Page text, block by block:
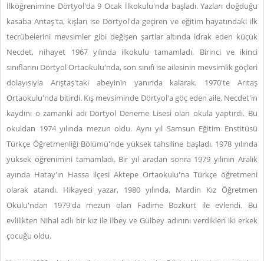
İlköğrenimine Dörtyol'da 9 Ocak İlkokulu'nda başladı. Yazları doğduğu
kasaba Arıtaş'ta, kışları ise Dörtyol'da geçiren ve eğitim hayatındaki ilk
tecrübelerini mevsimler gibi değişen şartlar altında idrak eden küçük
Necdet, nihayet 1967 yılında ilkokulu tamamladı. Birinci ve ikinci
sınıflarını Dörtyol Ortaokulu'nda, son sınıfı ise ailesinin mevsimlik göçleri
dolayısıyla Arıştaş'taki abeyinin yanında kalarak, 1970'te Arıtaş
Ortaokulu'nda bitirdi. Kış mevsiminde Dörtyol'a göç eden aile, Necdet'in
kaydını o zamanki adı Dörtyol Deneme Lisesi olan okula yaptırdı. Bu
okuldan 1974 yılında mezun oldu. Aynı yıl Samsun Eğitim Enstitüsü
Türkçe Öğretmenliği Bölümü'nde yüksek tahsiline başladı. 1978 yılında
yüksek öğrenimini tamamladı. Bir yıl aradan sonra 1979 yılının Aralık
ayında Hatay'ın Hassa ilçesi Aktepe Ortaokulu'na Türkçe öğretmeni
olarak atandı. Hikayeci yazar, 1980 yılında, Mardin Kız Öğretmen
Okulu'ndan 1979'da mezun olan Fadime Bozkurt ile evlendi. Bu
evlilikten Nihal adlı bir kız ile İlbey ve Gülbey adınını verdikleri iki erkek
çocuğu oldu.